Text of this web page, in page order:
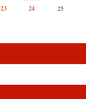
23 24
25